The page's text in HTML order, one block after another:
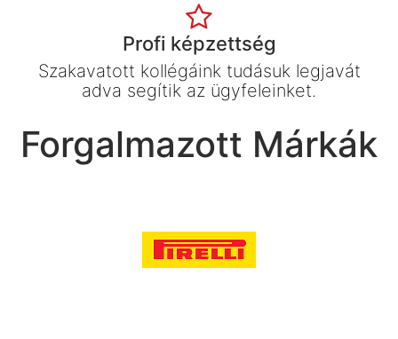
Profi képzettség
Szakavatott kollégáink tudásuk legjavát
adva segítik az ügyfeleinket.
Forgalmazott Márkák